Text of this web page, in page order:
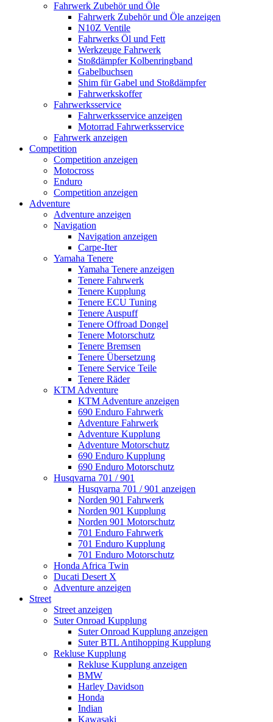
Fahrwerk Zubehör und Öle
Fahrwerk Zubehör und Öle anzeigen
N10Z Ventile
Fahrwerks Öl und Fett
Werkzeuge Fahrwerk
Stoßdämpfer Kolbenringband
Gabelbuchsen
Shim für Gabel und Stoßdämpfer
Fahrwerkskoffer
Fahrwerksservice
Fahrwerksservice anzeigen
Motorrad Fahrwerksservice
Fahrwerk anzeigen
Competition
Competition anzeigen
Motocross
Enduro
Competition anzeigen
Adventure
Adventure anzeigen
Navigation
Navigation anzeigen
Carpe-Iter
Yamaha Tenere
Yamaha Tenere anzeigen
Tenere Fahrwerk
Tenere Kupplung
Tenere ECU Tuning
Tenere Auspuff
Tenere Offroad Dongel
Tenere Motorschutz
Tenere Bremsen
Tenere Übersetzung
Tenere Service Teile
Tenere Räder
KTM Adventure
KTM Adventure anzeigen
690 Enduro Fahrwerk
Adventure Fahrwerk
Adventure Kupplung
Adventure Motorschutz
690 Enduro Kupplung
690 Enduro Motorschutz
Husqvarna 701 / 901
Husqvarna 701 / 901 anzeigen
Norden 901 Fahrwerk
Norden 901 Kupplung
Norden 901 Motorschutz
701 Enduro Fahrwerk
701 Enduro Kupplung
701 Enduro Motorschutz
Honda Africa Twin
Ducati Desert X
Adventure anzeigen
Street
Street anzeigen
Suter Onroad Kupplung
Suter Onroad Kupplung anzeigen
Suter BTL Antihopping Kupplung
Rekluse Kupplung
Rekluse Kupplung anzeigen
BMW
Harley Davidson
Honda
Indian
Kawasaki